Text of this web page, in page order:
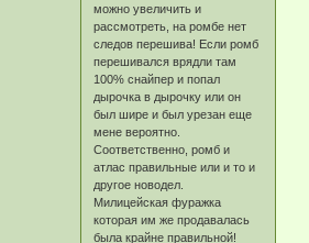
можно увеличить и
рассмотреть, на ромбе нет
следов перешива! Если ромб
перешивался врядли там
100% снайпер и попал
дырочка в дырочку или он
был шире и был урезан еще
мене вероятно.
Соответственно, ромб и
атлас правильные или и то и
другое новодел.
Милицейская фуражка
которая им же продавалась
была крайне правильной!